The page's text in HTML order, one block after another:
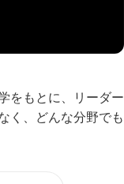
をもとに、リーダー
く、どんな分野でも